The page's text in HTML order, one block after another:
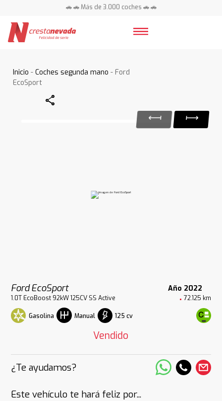
🚗 🚗 Más de 3.000 coches 🚗 🚗
Inicio -Coches segunda mano - Ford
EcoSport
Share
Ford EcoSport Año 2022
1.0T EcoBoost 92kW 125CV SS Active 72.125 km
Gasolina Manual 125 cv
Vendido
¿Te ayudamos?
Este vehículo te hará feliz por...